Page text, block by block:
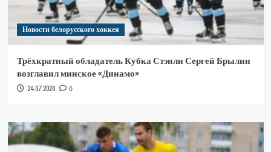
Новости белорусского хоккея
Трёхкратный обладатель Кубка Стэнли Сергей Брылин
возглавил минское «Динамо»
24.07.2026 0